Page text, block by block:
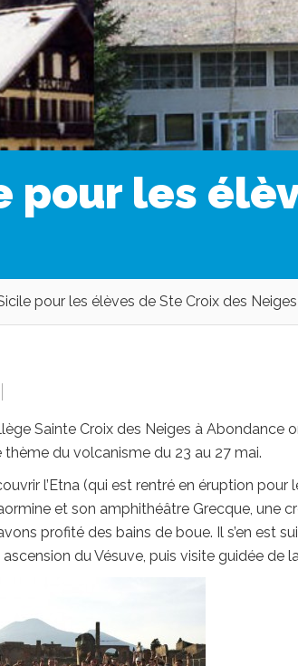
pour les
pour les élèves de Ste Croix des Neiges
Sainte Croix des Neiges à Abondance
du volcanisme du 23 au 27 mai.
l’Etna (qui est rentré en éruption pour
et son amphithéâtre Grecque, une
profité des bains de boue. Il s’en est
du Vésuve, puis visite guidée de